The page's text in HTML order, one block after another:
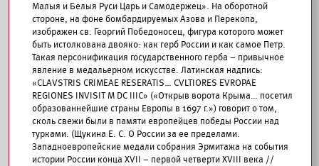
Малыя и Белыя Руси Царь и Самодержец». На оборотной
стороне, на фоне бомбардируемых Азова и Перекопа,
изображен св. Георгий Победоносец, фигура которого может
быть истолкована двояко: как герб России и как самое Петр.
Такая персонификация государственного герба – привычное
явление в медальерном искусстве. Латинская надпись:
«CLAVSTRIS CRIMEAE RESERATIS… CVLTIORES EVROPAE
REGIONES INVISIT M DC IIIC» («Открыв ворота Крыма… посетил
образованнейшие страны Европы в 1697 г.») говорит о том,
сколь свежи были в памяти европейцев победы России над
турками. (Щукина Е. С. О России за ее пределами.
Западноевропейские медали собрания Эрмитажа на события
истории России конца XVII – первой четверти XVIII века //